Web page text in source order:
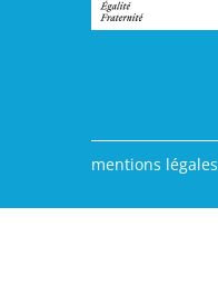
mentions légales